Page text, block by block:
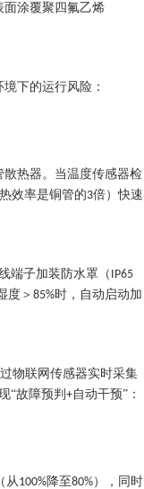
面涂覆聚四氟乙烯
下的运行风险：
散热器。当温度传感器检
效率是铜管的3倍）快速
端子加装防水罩（IP65
度＞ 85%时，自动启动加
物联网传感器实时采集
“故障预判 +自动干预”：
从100%降至80%），同时